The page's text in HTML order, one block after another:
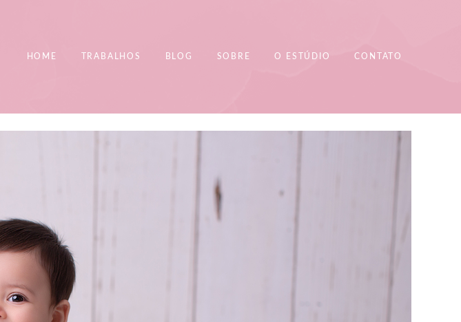
HOME TRABALHOS BLOG SOBRE O ESTÚDIO CONTATO